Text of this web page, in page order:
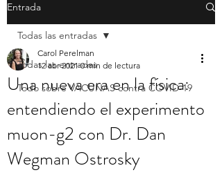
Entrada
Todas las entradas
Todo sobre VACUNAS contra COVID-19
Todas las entradas
Una nueva era en la física:
entendiendo el experimento
muon-g2 con Dr. Dan
Wegman Ostrosky
Carol Perelman
12 abr 2021 0 min de lectura